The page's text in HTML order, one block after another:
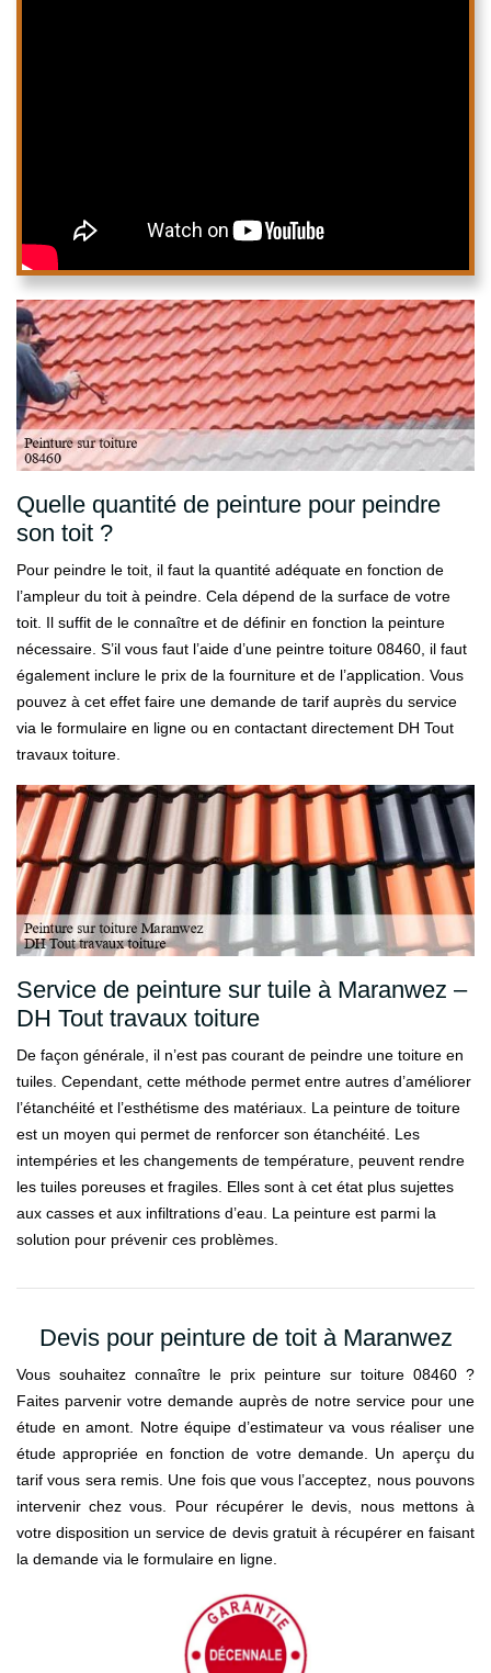
Quelle quantité de peinture pour peindre
son toit ?
Pour peindre le toit, il faut la quantité adéquate en fonction de
l’ampleur du toit à peindre. Cela dépend de la surface de votre
toit. Il suffit de le connaître et de définir en fonction la peinture
nécessaire. S’il vous faut l’aide d’une peintre toiture 08460, il faut
également inclure le prix de la fourniture et de l’application. Vous
pouvez à cet effet faire une demande de tarif auprès du service
via le formulaire en ligne ou en contactant directement DH Tout
travaux toiture.
Service de peinture sur tuile à Maranwez –
DH Tout travaux toiture
De façon générale, il n’est pas courant de peindre une toiture en
tuiles. Cependant, cette méthode permet entre autres d’améliorer
l’étanchéité et l’esthétisme des matériaux. La peinture de toiture
est un moyen qui permet de renforcer son étanchéité. Les
intempéries et les changements de température, peuvent rendre
les tuiles poreuses et fragiles. Elles sont à cet état plus sujettes
aux casses et aux infiltrations d’eau. La peinture est parmi la
solution pour prévenir ces problèmes.
Devis pour peinture de toit à Maranwez
Vous souhaitez connaître le prix peinture sur toiture 08460 ?
Faites parvenir votre demande auprès de notre service pour une
étude en amont. Notre équipe d’estimateur va vous réaliser une
étude appropriée en fonction de votre demande. Un aperçu du
tarif vous sera remis. Une fois que vous l’acceptez, nous pouvons
intervenir chez vous. Pour récupérer le devis, nous mettons à
votre disposition un service de devis gratuit à récupérer en faisant
la demande via le formulaire en ligne.